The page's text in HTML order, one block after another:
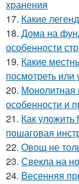
хранения
17. Какие
18. Дома на
особенности
19. Какие
посмотреть или
20. Монолитная
особенности и
21. Как
пошаговая
22. Овощ не
23. Свекла на
24. Весенняя